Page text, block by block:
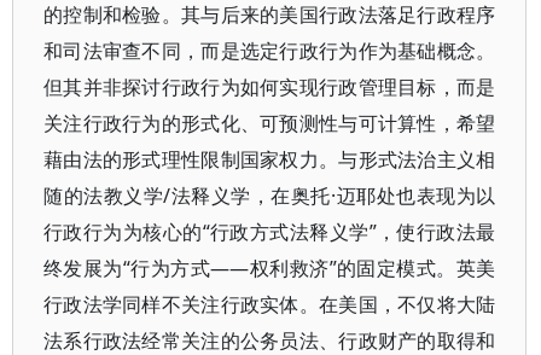
的控制和检验。其与后来的美国行政法落足行政程序
和司法审查不同，而是选定行政行为作为基础概念。
但其并非探讨行政行为如何实现行政管理目标，而是
关注行政行为的形式化、可预测性与可计算性，希望
藉由法的形式理性限制国家权力。与形式法治主义相
随的法教义学/法释义学，在奥托·迈耶处也表现为以
行政行为为核心的“行政方式法释义学”，使行政法最
终发展为“行为方式——权利救济”的固定模式。英美
行政法学同样不关注行政实体。在美国，不仅将大陆
法系行政法经常关注的公务员法、行政财产的取得和